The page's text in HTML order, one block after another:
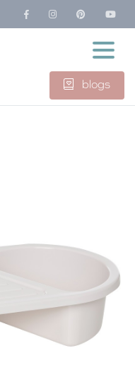
blogs